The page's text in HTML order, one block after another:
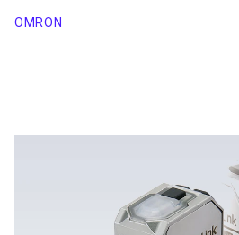
OMRON